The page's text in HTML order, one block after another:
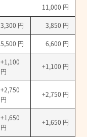
11,000 円
3,300 円
3,850 円
5,500 円 6,600 円
+1,100
円
+1,100 円
+2,750
円
+2,750 円
+1,650
円
+1,650 円